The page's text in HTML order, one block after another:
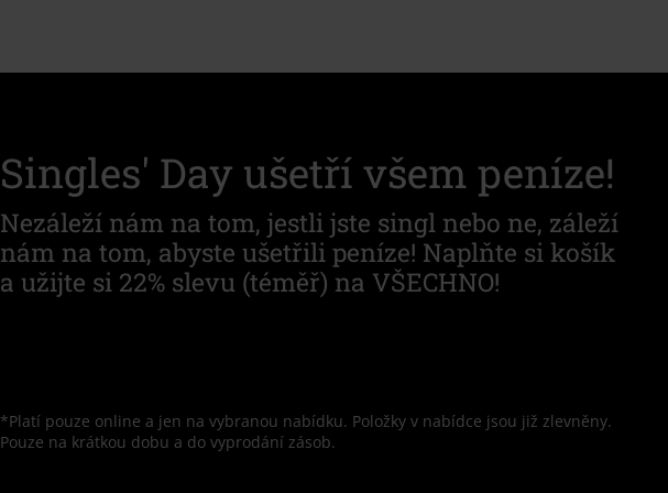
Singles' Day ušetří všem peníze!
Nezáleží nám na tom, jestli jste singl nebo ne, záleží
nám na tom, abyste ušetřili peníze! Naplňte si košík
a užijte si 22% slevu (téměř) na VŠECHNO!
*Platí pouze online a jen na vybranou nabídku. Položky v nabídce jsou již zlevněny.
Pouze na krátkou dobu a do vyprodání zásob.